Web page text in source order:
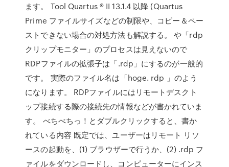
ます。 Tool Quartus ® II 13.1.4 以降 (Quartus
Prime ファイルサイズなどの制限や、コピー＆ペー
ストできない場合の対処方法も解説する。 や「rdp
クリップモニター」のプロセスは見えないので
RDPファイルの拡張子は「.rdp」にするのが一般的
です。 実際のファイル名は「hoge. rdp 」のよう
になります。 RDPファイルにはリモートデスクト
ップ接続する際の接続先の情報などが書かれていま
す。 べちべちっ！とダブルクリックすると、書か
れている内容 既定では、ユーザーはリモート リソ
ースの起動を、(1) ブラウザーで行うか、(2) .rdp フ
ァイルをダウンロードし、コンピューターにインス